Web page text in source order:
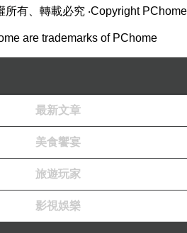
所有、轉載必究 ‧Copyright PChome
are trademarks of PChome
最新文章
美食饗宴
旅遊玩家
影視娛樂